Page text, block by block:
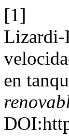
[1]
Lizardi-
en